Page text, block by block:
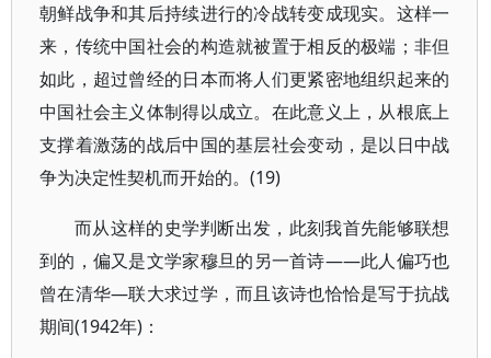
朝鲜战争和其后持续进行的冷战转变成现实。这样一
来，传统中国社会的构造就被置于相反的极端；非但
如此，超过曾经的日本而将人们更紧密地组织起来的
中国社会主义体制得以成立。在此意义上，从根底上
支撑着激荡的战后中国的基层社会变动，是以日中战
争为决定性契机而开始的。(19)
而从这样的史学判断出发，此刻我首先能够联想
到的，偏又是文学家穆旦的另一首诗——此人偏巧也
曾在清华—联大求过学，而且该诗也恰恰是写于抗战
期间(1942年)：